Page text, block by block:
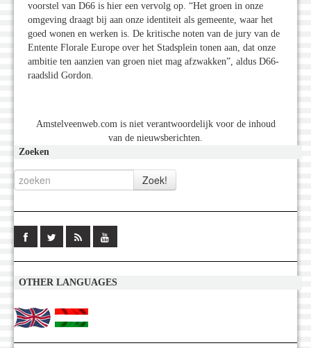
voorstel van D66 is hier een vervolg op. “Het groen in onze
omgeving draagt bij aan onze identiteit als gemeente, waar het
goed wonen en werken is. De kritische noten van de jury van de
Entente Florale Europe over het Stadsplein tonen aan, dat onze
ambitie ten aanzien van groen niet mag afzwakken”, aldus D66-
raadslid Gordon.
Amstelveenweb.com is niet verantwoordelijk voor de inhoud
van de nieuwsberichten.
Zoeken
OTHER LANGUAGES